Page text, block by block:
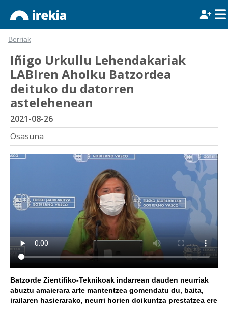
Berriak
Iñigo Urkullu Lehendakariak
LABIren Aholku Batzordea
deituko du datorren
astelehenean
2021-08-26
Osasuna
Batzorde Zientifiko-Teknikoak indarrean dauden neurriak
abuztu amaierara arte mantentzea gomendatu du, baita,
irailaren hasierarako, neurri horien doikuntza prestatzea ere